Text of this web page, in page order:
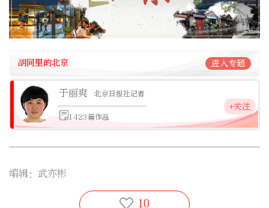
胡同里的北京 进入专题
于丽爽 北京日报社记者
1423篇作品
+关注
编辑：武亦彬
10